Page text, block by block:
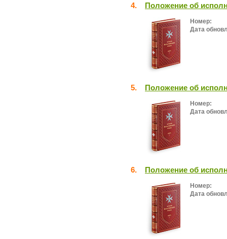
4. Положение об
Номер:
Дата
5. Положение об
Номер:
Дата
6. Положение об
Номер:
Дата